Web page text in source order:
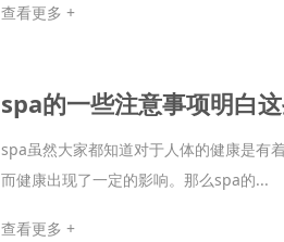
查看更多 +
spa的一些注意事项明白
spa虽然大家都知道对于人体的健康是有
而健康出现了一定的影响。那么spa的...
查看更多 +